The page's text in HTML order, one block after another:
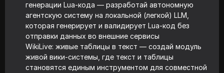
генерации Lua-кода — разработай автономную
агентскую систему на локальной (легкой) LLM,
которая генерирует и валидирует Lua-код без
отправки данных во внешние сервисы
WikiLive: живые таблицы в текст — создай модуль
живой вики-системы, где текст и таблицы
становятся единым инструментом для совместной